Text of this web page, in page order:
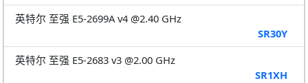
英特尔 至强 E5-2699A v4 @2.40 GHz
SR30Y
英特尔 至强 E5-2683 v3 @2.00 GHz
SR1XH